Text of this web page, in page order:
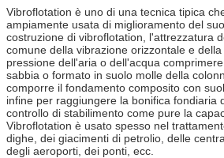
Vibroflotation è uno di una tecnica tipica
ampiamente usata di miglioramento del
costruzione di vibroflotation, l'attrezzatura
comune della vibrazione orizzontale e
pressione dell'aria o dell'acqua
sabbia o formato in suolo molle della
comporre il fondamento composito con
infine per raggiungere la bonifica fondiaria
controllo di stabilimento come pure la
Vibroflotation è usato spesso nel
dighe, dei giacimenti di petrolio, delle
degli aeroporti, dei ponti, ecc.